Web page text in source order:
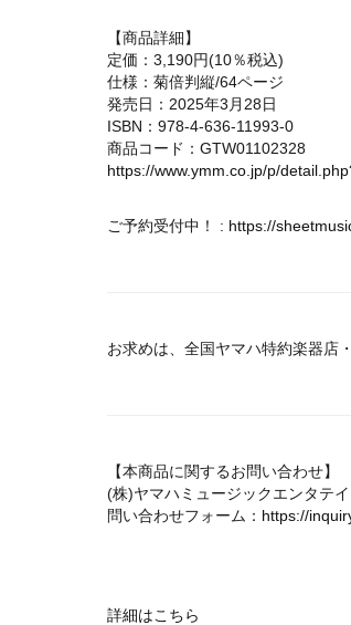
【商品詳細】
定価：3,190円(10％税込)
仕様：菊倍判縦/64ページ
発売日：2025年3月28日
ISBN：978-4-636-11993-0
商品コード：GTW01102328
https://www.ymm.co.jp/p/
ご予約受付中！ : https://
お求めは、全国ヤマハ特約楽器店
【本商品に関するお問い合わせ】
(株)ヤマハミュージックエンタテ
問い合わせフォーム： https://
詳細はこちら